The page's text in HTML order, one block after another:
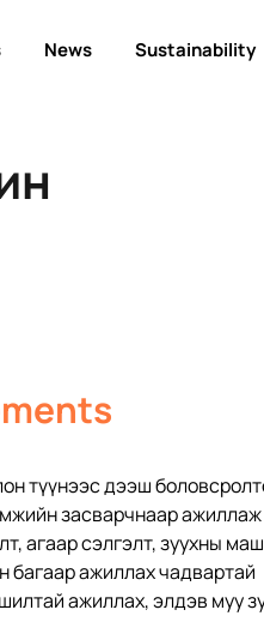
News Sustainability
болон түүнээс дээш
засварчнаар
агаар сэлгэлт, зуухны
багаар ажиллах чадвартай
ажиллах, элдэв муу